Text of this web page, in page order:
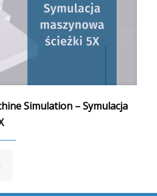
Simulation – Symulacja